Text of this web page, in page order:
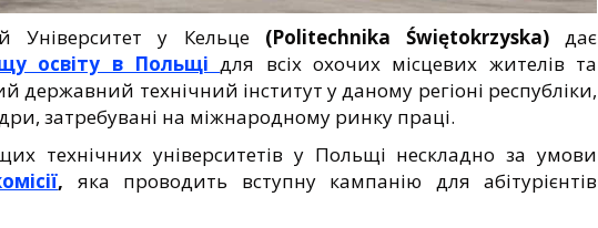
Університет у Кельце (Politechnika Świętokrzyska)дає
освіту в Польщі для всіх охочих місцевих жителів та
державний технічний інститут у даному регіоні республіки,
затребувані на міжнародному ринку праці.
технічних університетів у Польщі нескладно за умови
, яка проводить вступну кампанію для абітурієнтів